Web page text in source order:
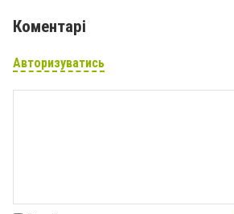
Коментарі
Авторизуватись